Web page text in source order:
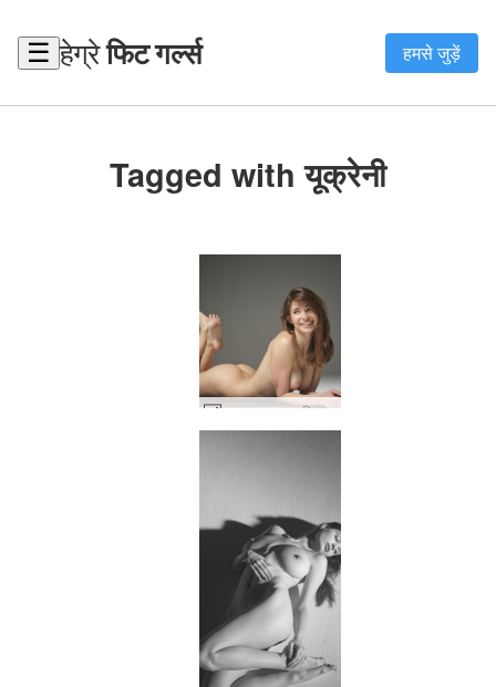
☰ हेग्रेफिट गर्ल्स हमसे जुड़ें
Tagged with यूक्रेनी
अन्ना एल नग्न लालित्य #32